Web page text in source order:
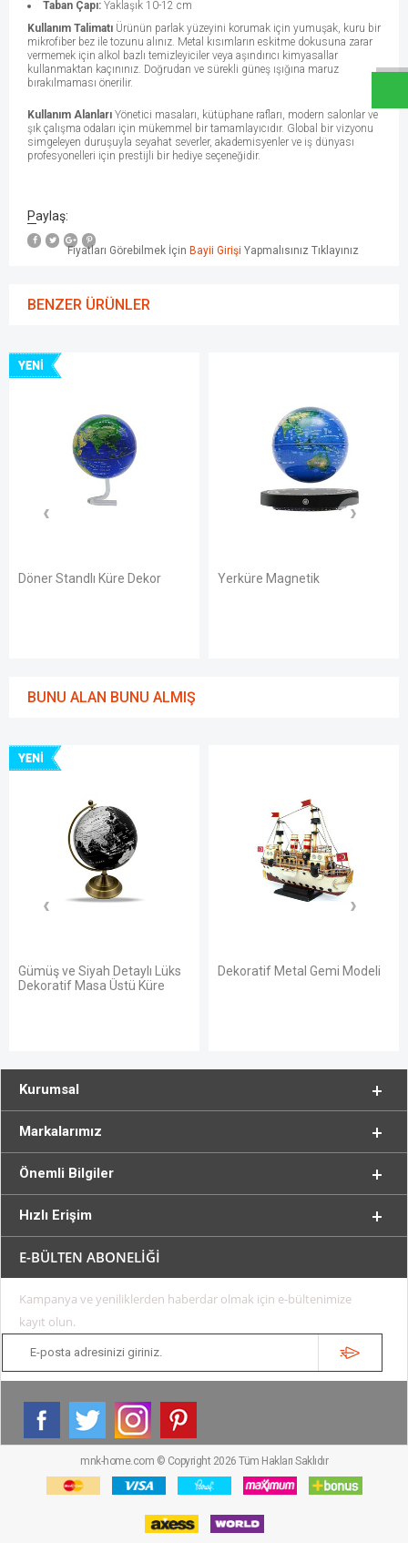
Fiyatları Görebilmek İçin Bayii Girişi Yapmalısınız Tıklayınız
Taban Çapı: Yaklaşık 10-12 cm
Kullanım Talimatı Ürünün parlak yüzeyini korumak için yumuşak, kuru bir
mikrofiber bez ile tozunu alınız. Metal kısımların eskitme dokusuna zarar
vermemek için alkol bazlı temizleyiciler veya aşındırıcı kimyasallar
kullanmaktan kaçınınız. Doğrudan ve sürekli güneş ışığına maruz
bırakılmaması önerilir.
Kullanım Alanları Yönetici masaları, kütüphane rafları, modern salonlar ve
şık çalışma odaları için mükemmel bir tamamlayıcıdır. Global bir vizyonu
simgeleyen duruşuyla seyahat severler, akademisyenler ve iş dünyası
profesyonelleri için prestijli bir hediye seçeneğidir.
Paylaş:
BENZER ÜRÜNLER
Standlı Küre Dekor Yerküre Magnetik
BUNU ALAN BUNU ALMIŞ
YENI
Gümüş ve Siyah Detaylı Lüks
Dekoratif Masa Üstü Küre
Dekoratif Metal Gemi Modeli
Kurumsal
Markalarımız
Önemli Bilgiler
Hızlı Erişim
E-BÜLTEN ABONELİĞİ
Kampanya ve yeniliklerden haberdar olmak için e-bültenimize
kayıt olun.
mnk-home.com © Copyright 2026 Tüm Hakları Saklıdır